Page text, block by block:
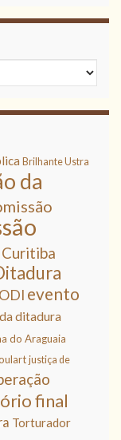
Brilhante Ustra
da
Curitiba
evento
ditadura
do Araguaia
justiça de
final
Torturador